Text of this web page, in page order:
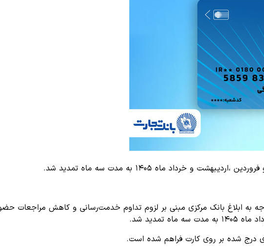
به ابلاغ بانک مرکزی مبنی بر لزوم تداوم خدمت‌رسانی و کاهش مراجعات
درج شده بر روی کارت فراهم شده است.